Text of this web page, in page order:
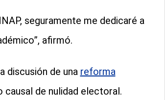
seguramente me dedicaré a
afirmó.
discusión de una reforma
de nulidad electoral.